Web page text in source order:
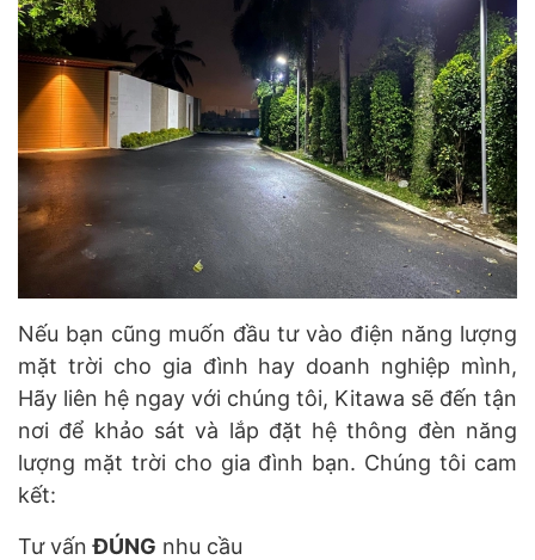
Nếu bạn cũng muốn đầu tư vào điện năng lượng
mặt trời cho gia đình hay doanh nghiệp mình,
Hãy liên hệ ngay với chúng tôi, Kitawa sẽ đến tận
nơi để khảo sát và lắp đặt hệ thông đèn năng
lượng mặt trời cho gia đình bạn. Chúng tôi cam
kết:
Tư vấnĐÚNG nhu cầu